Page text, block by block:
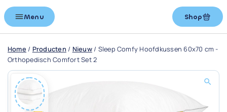
Menu Shop
Home / Producten/ Nieuw/ Sleep Comfy Hoofdkussen 60x70 cm -
Orthopedisch Comfort Set 2